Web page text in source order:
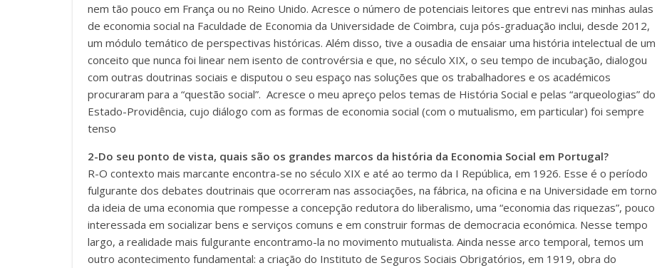
nem tão pouco em França ou no Reino Unido. Acresce o número de potenciais leitores que entrevi nas minhas aulas
de economia social na Faculdade de Economia da Universidade de Coimbra, cuja pós-graduação inclui, desde 2012,
um módulo temático de perspectivas históricas. Além disso, tive a ousadia de ensaiar uma história intelectual de um
conceito que nunca foi linear nem isento de controvérsia e que, no século XIX, o seu tempo de incubação, dialogou
com outras doutrinas sociais e disputou o seu espaço nas soluções que os trabalhadores e os académicos
procuraram para a “questão social”. Acresce o meu apreço pelos temas de História Social e pelas “arqueologias” do
Estado-Providência, cujo diálogo com as formas de economia social (com o mutualismo, em particular) foi sempre
tenso
2-Do seu ponto de vista, quais são os grandes marcos da história da Economia Social em Portugal?
R-O contexto mais marcante encontra-se no século XIX e até ao termo da I República, em 1926. Esse é o período
fulgurante dos debates doutrinais que ocorreram nas associações, na fábrica, na oficina e na Universidade em torno
da ideia de uma economia que rompesse a concepção redutora do liberalismo, uma “economia das riquezas”, pouco
interessada em socializar bens e serviços comuns e em construir formas de democracia económica. Nesse tempo
largo, a realidade mais fulgurante encontramo-la no movimento mutualista. Ainda nesse arco temporal, temos um
outro acontecimento fundamental: a criação do Instituto de Seguros Sociais Obrigatórios, em 1919, obra do